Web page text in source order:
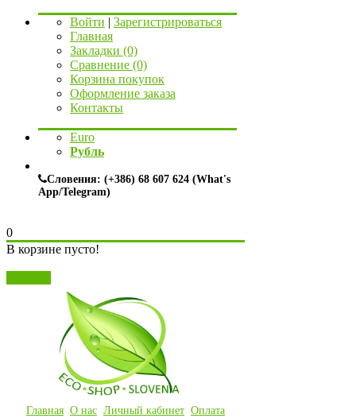
Войти | Зарегистрироваться
Главная
Закладки (0)
Сравнение (0)
Корзина покупок
Оформление заказа
Контакты
Euro
Рубль
Словения: (+386) 68 607 624 (What's
App/Telegram)
0
В корзине пусто!
Главная О нас Личный кабинет Оплата